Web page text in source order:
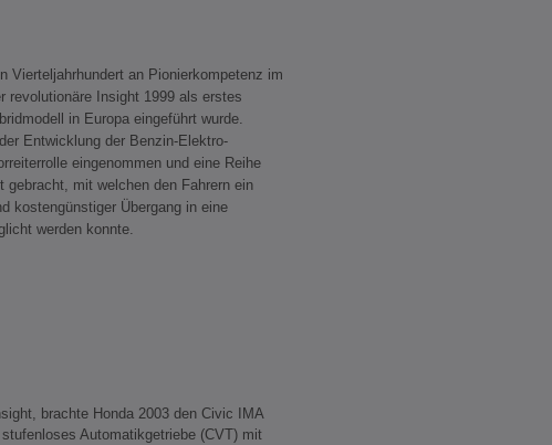
Vierteljahrhundert an Pionierkompetenz im
revolutionäre Insight 1999 als erstes
in Europa eingeführt wurde.
Entwicklung der Benzin-Elektro-
eingenommen und eine Reihe
gebracht, mit welchen den Fahrern ein
kostengünstiger Übergang in eine
werden konnte.
brachte Honda 2003 den Civic IMA
Automatikgetriebe (CVT) mit